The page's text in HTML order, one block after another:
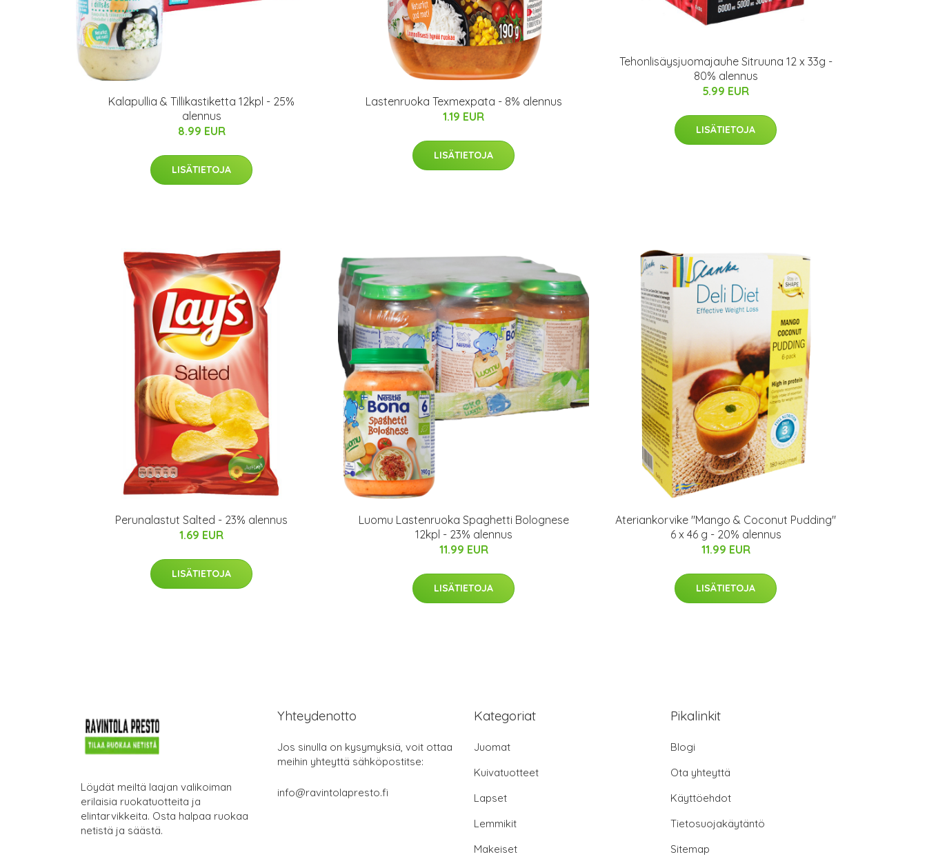
Kalapullia & Tillikastiketta 12kpl - 25%
alennus
8.99 EUR
LISÄTIETOJA
Lastenruoka Texmexpata - 8% alennus
1.19 EUR
LISÄTIETOJA
Tehonlisäysjuomajauhe Sitruuna 12 x 33g -
80% alennus
5.99 EUR
LISÄTIETOJA
Perunalastut Salted - 23% alennus
1.69 EUR
LISÄTIETOJA
Luomu Lastenruoka Spaghetti Bolognese
12kpl - 23% alennus
11.99 EUR
LISÄTIETOJA
Ateriankorvike "Mango & Coconut Pudding"
6 x 46 g - 20% alennus
11.99 EUR
LISÄTIETOJA
Löydät meiltä laajan valikoiman
erilaisia ruokatuotteita ja
elintarvikkeita. Osta halpaa ruokaa
netistä ja säästä.
Yhteydenotto
Jos sinulla on kysymyksiä, voit ottaa
meihin yhteyttä sähköpostitse:
info@ravintolapresto.fi
Kategoriat
Juomat
Kuivatuotteet
Lapset
Lemmikit
Makeiset
Pikalinkit
Blogi
Ota yhteyttä
Käyttöehdot
Tietosuojakäytäntö
Sitemap